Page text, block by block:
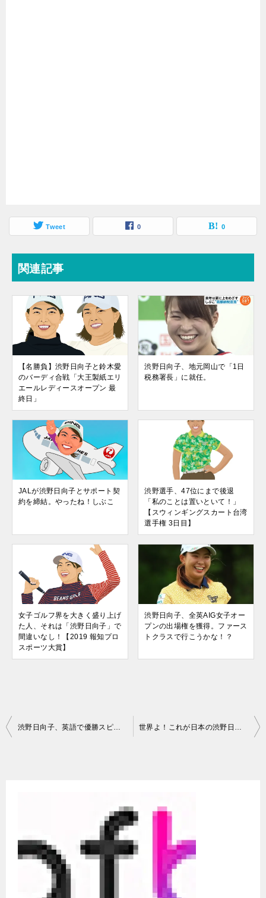
Tweet 0 0
関連記事
【名勝負】渋野日向子と鈴木愛
のバーディ合戦「大王製紙エリ
エールレディースオープン 最
終日」
渋野日向子、地元岡山で「1日
税務署長」に就任。
JALが渋野日向子とサポート契
約を締結。やったね！しぶこ
渋野選手、47位にまで後退
「私のことは置いといて！」
【スウィンギングスカート台湾
選手権 3日目】
女子ゴルフ界を大きく盛り上げ
た人、それは「渋野日向子」で
間違いなし！【2019 報知プロ
スポーツ大賞】
渋野日向子、全英AIG女子オー
プンの出場権を獲得。ファース
トクラスで行こうかな！？
投
渋野日向子、英語で優勝スピーチ「サンキュー!! ワッハッハッハッハ～」全英女子オープン 世界よ！これが日本の渋野日向子だ。彼女はゴルフ界に生まれた最新のスター!!【海外Twitterの反応】